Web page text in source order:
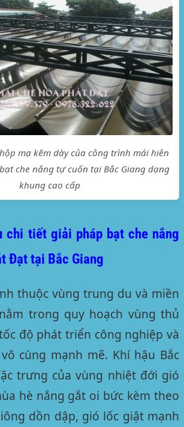
mạ kẽm dày của công trình mái hiên
che nắng tự cuốn tại Bắc Giang dạng
khung cao cấp
chi tiết giải pháp bạt che nắng
Đạt tại Bắc Giang
thuộc vùng trung du và miền
trong quy hoạch vùng thủ
độ phát triển công nghiệp và
cùng mạnh mẽ. Khí hậu Bắc
trưng của vùng nhiệt đới gió
hè nắng gắt oi bức kèm theo
dồn dập, gió lốc giật mạnh